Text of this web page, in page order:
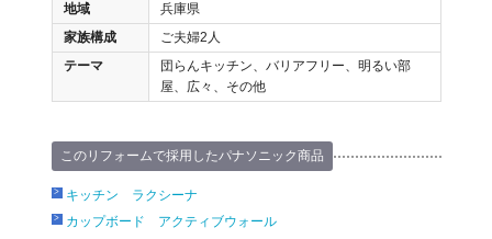
地域
兵庫県
家族構成
ご夫婦2人
テーマ
団らんキッチン、バリアフリー、明るい部
屋、広々、その他
このリフォームで採用したパナソニック商品
キッチン ラクシーナ
カップボード アクティブウォール